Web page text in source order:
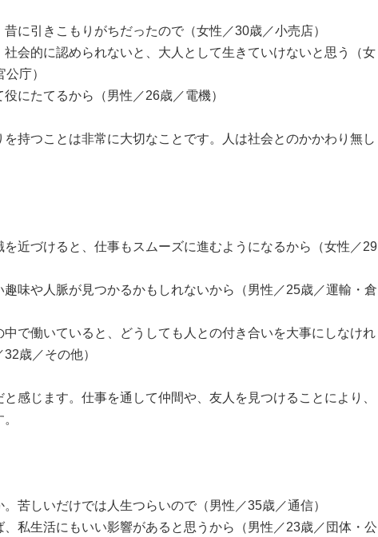
に引きこもりがちだったので（女性／30歳／小売店）
社会的に認められないと、大人として生きていけないと思う（女
庁）
にたてるから（男性／26歳／電機）
持つことは非常に大切なことです。人は社会とのかかわり無し
を近づけると、仕事もスムーズに進むようになるから（女性／29
趣味や人脈が見つかるかもしれないから（男性／25歳／運輸・倉
中で働いていると、どうしても人との付き合いを大事にしなけれ
歳／その他）
感じます。仕事を通して仲間や、友人を見つけることにより、
苦しいだけでは人生つらいので（男性／35歳／通信）
、私生活にもいい影響があると思うから（男性／23歳／団体・公